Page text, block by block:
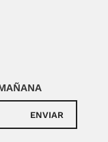
ENVIAR